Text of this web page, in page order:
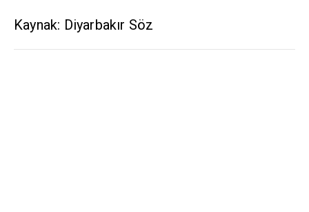
Kaynak: Diyarbakır Söz